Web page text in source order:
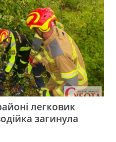
легковик
загинула